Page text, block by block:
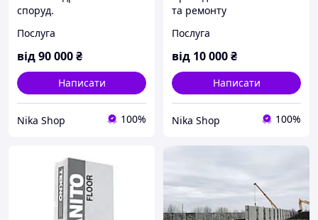
споруд.
Послуга
від90 000₴
Написати
Nika Shop 100%
та ремонту
наявністю підводних
частин.Гарантія.
Послуга
від 10 000₴
Написати
Nika Shop 100%